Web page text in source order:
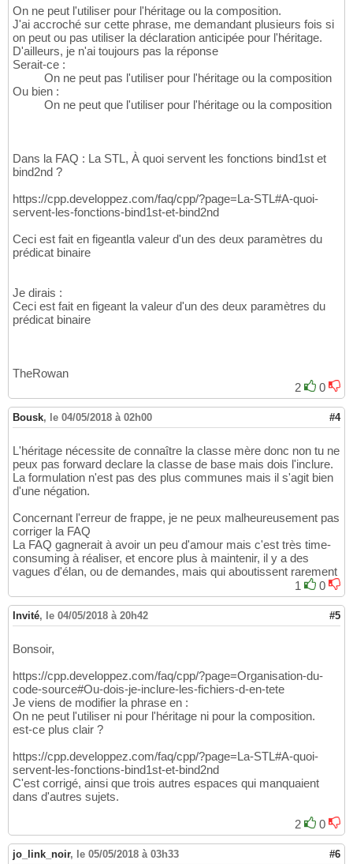
On ne peut l'utiliser pour l'héritage ou la composition.
J'ai accroché sur cette phrase, me demandant plusieurs fois si
on peut ou pas utiliser la déclaration anticipée pour l'héritage.
D'ailleurs, je n'ai toujours pas la réponse
Serait-ce :
On ne peut pas l'utiliser pour l'héritage ou la composition
Ou bien :
On ne peut que l'utiliser pour l'héritage ou la composition
Dans la FAQ : La STL, À quoi servent les fonctions bind1st et
bind2nd ?
https://cpp.developpez.com/faq/cpp/?page=La-STL#A-quoi-
servent-les-fonctions-bind1st-et-bind2nd
Ceci est fait en figeantla valeur d'un des deux paramètres du
prédicat binaire
Je dirais :
Ceci est fait en figeant la valeur d'un des deux paramètres du
prédicat binaire
TheRowan
2
0
Bousk, le 04/05/2018 à 02h00 #4
L'héritage nécessite de connaître la classe mère donc non tu ne
peux pas forward declare la classe de base mais dois l'inclure.
La formulation n'est pas des plus communes mais il s'agit bien
d'une négation.
Concernant l'erreur de frappe, je ne peux malheureusement pas
corriger la FAQ
La FAQ gagnerait à avoir un peu d'amour mais c'est très time-
consuming à réaliser, et encore plus à maintenir, il y a des
vagues d'élan, ou de demandes, mais qui aboutissent rarement
1
0
Invité, le 04/05/2018 à 20h42 #5
Bonsoir,
https://cpp.developpez.com/faq/cpp/?page=Organisation-du-
code-source#Ou-dois-je-inclure-les-fichiers-d-en-tete
Je viens de modifier la phrase en :
On ne peut l'utiliser ni pour l'héritage ni pour la composition.
est-ce plus clair ?
https://cpp.developpez.com/faq/cpp/?page=La-STL#A-quoi-
servent-les-fonctions-bind1st-et-bind2nd
C'est corrigé, ainsi que trois autres espaces qui manquaient
dans d'autres sujets.
2 0
jo_link_noir, le 05/05/2018 à 03h33 #6